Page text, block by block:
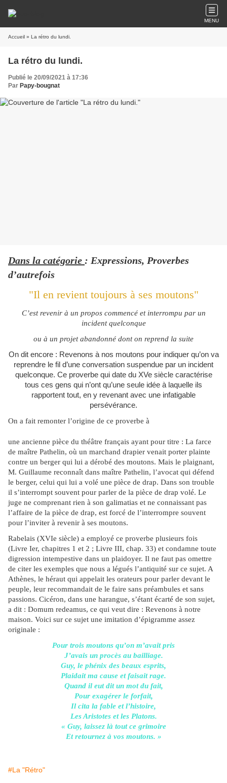
MENU
Accueil » La rétro du lundi.
La rétro du lundi.
Publié le 20/09/2021 à 17:36
Par Papy-bougnat
Dans la catégorie : Expressions, Proverbes
d’autrefois
"Il en revient toujours à ses moutons"
C’est revenir à un propos commencé et interrompu par un
incident quelconque
ou à un projet abandonné dont on reprend la suite
On dit encore : Revenons à nos moutons pour indiquer qu’on va
reprendre le fil d’une conversation suspendue par un incident
quelconque. Ce proverbe qui date du XVe siècle caractérise
tous ces gens qui n’ont qu’une seule idée à laquelle ils
rapportent tout, en y revenant avec une infatigable
persévérance.
On a fait remonter l’origine de ce proverbe à
une ancienne pièce du théâtre français ayant pour titre : La farce
de maître Pathelin, où un marchand drapier venait porter plainte
contre un berger qui lui a dérobé des moutons. Mais le plaignant,
M. Guillaume reconnaît dans maître Pathelin, l’avocat qui défend
le berger, celui qui lui a volé une pièce de drap. Dans son trouble
il s’interrompt souvent pour parler de la pièce de drap volé. Le
juge ne comprenant rien à son galimatias et ne connaissant pas
l’affaire de la pièce de drap, est forcé de l’interrompre souvent
pour l’inviter à revenir à ses moutons.
Rabelais (XVIe siècle) a employé ce proverbe plusieurs fois
(Livre Ier, chapitres 1 et 2 ; Livre III, chap. 33) et condamne toute
digression intempestive dans un plaidoyer. Il ne faut pas omettre
de citer les exemples que nous a légués l’antiquité sur ce sujet. A
Athènes, le héraut qui appelait les orateurs pour parler devant le
peuple, leur recommandait de le faire sans préambules et sans
passions. Cicéron, dans une harangue, s’étant écarté de son sujet,
a dit : Domum redeamus, ce qui veut dire : Revenons à notre
maison. Voici sur ce sujet une imitation d’épigramme assez
originale :
Pour trois moutons qu’on m’avait pris
J’avais un procès au bailliage.
Guy, le phénix des beaux esprits,
Plaidait ma cause et faisait rage.
Quand il eut dit un mot du fait,
Pour exagérer le forfait,
Il cita la fable et l’histoire,
Les Aristotes et les Platons.
« Guy, laissez là tout ce grimoire
Et retournez à vos moutons. »
#La "Rétro"